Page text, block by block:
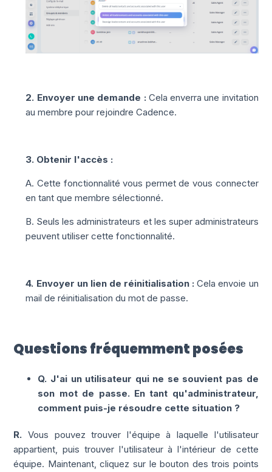
2. Envoyer une demande : Cela enverra une invitation
au membre pour rejoindre Cadence.
3. Obtenir l'accès :
A. Cette fonctionnalité vous permet de vous connecter
en tant que membre sélectionné.
B. Seuls les administrateurs et les super administrateurs
peuvent utiliser cette fonctionnalité.
4. Envoyer un lien de réinitialisation : Cela envoie un
mail de réinitialisation du mot de passe.
Questions fréquemment posées
Q. J'ai un utilisateur qui ne se souvient pas de
son mot de passe. En tant qu'administrateur,
comment puis-je résoudre cette situation ?
R. Vous pouvez trouver l'équipe à laquelle l'utilisateur
appartient, puis trouver l'utilisateur à l'intérieur de cette
équipe. Maintenant, cliquez sur le bouton des trois points